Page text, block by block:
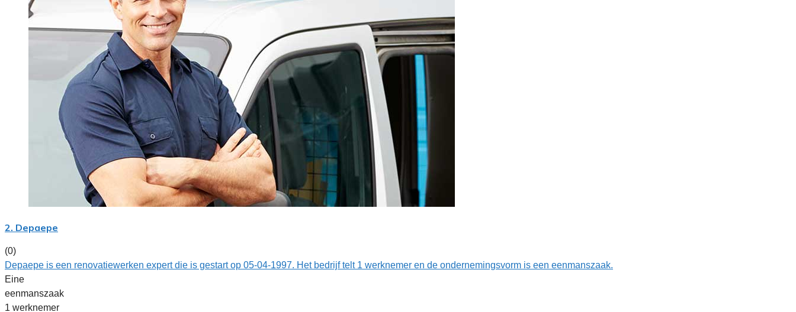
2. Depaepe
(0)
Depaepe is een renovatiewerken expert die is gestart op 05-04-1997. Het bedrijf telt 1 werknemer en de ondernemingsvorm is een eenmanszaak.
Eine
eenmanszaak
1 werknemer